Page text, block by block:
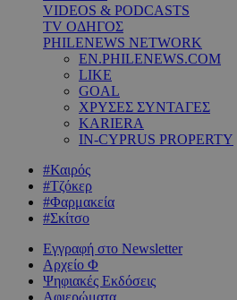
VIDEOS & PODCASTS
TV ΟΔΗΓΟΣ
PHILENEWS NETWORK
EN.PHILENEWS.COM
LIKE
GOAL
ΧΡΥΣΕΣ ΣΥΝΤΑΓΕΣ
KARIERA
IN-CYPRUS PROPERTY
#Καιρός
#Τζόκερ
#Φαρμακεία
#Σκίτσο
Εγγραφή στο Newsletter
Αρχείο Φ
Ψηφιακές Εκδόσεις